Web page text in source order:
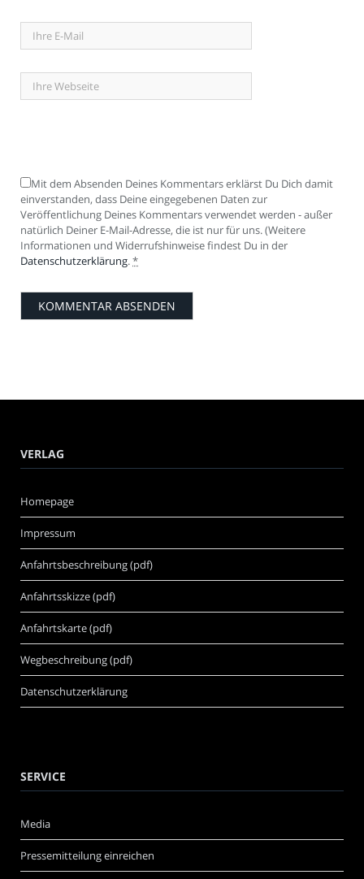
Mit dem Absenden Deines Kommentars erklärst Du Dich damit
einverstanden, dass Deine eingegebenen Daten zur
Veröffentlichung Deines Kommentars verwendet werden - außer
natürlich Deiner E-Mail-Adresse, die ist nur für uns. (Weitere
Informationen und Widerrufshinweise findest Du in der
Datenschutzerklärung.*
VERLAG
Homepage
Impressum
Anfahrtsbeschreibung (pdf)
Anfahrtsskizze (pdf)
Anfahrtskarte (pdf)
Wegbeschreibung (pdf)
Datenschutzerklärung
SERVICE
Media
Pressemitteilung einreichen